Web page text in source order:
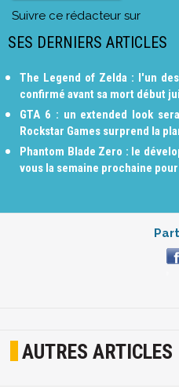
Suivre ce rédacteur sur
SES DERNIERS ARTICLES
The Legend of Zelda : l'un
confirmé avant sa mort début
GTA 6 : un extended look
Rockstar Games surprend la
Phantom Blade Zero : le
vous la semaine prochaine
AUTRES ARTICLES